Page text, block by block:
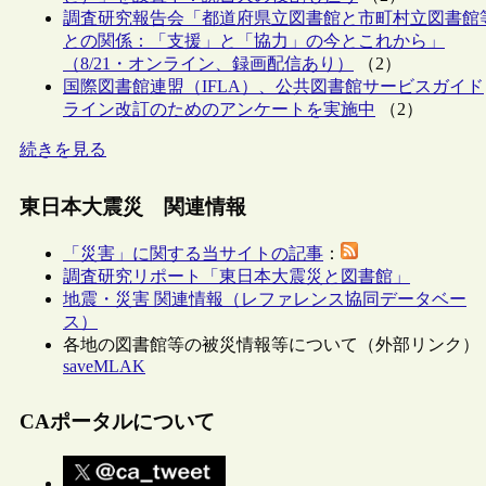
調査研究報告会「都道府県立図書館と市町村立図書館
との関係：「支援」と「協力」の今とこれから」
（8/21・オンライン、録画配信あり）
（2）
国際図書館連盟（IFLA）、公共図書館サービスガイド
ライン改訂のためのアンケートを実施中
（2）
続きを見る
東日本大震災 関連情報
「災害」に関する当サイトの記事 ：
調査研究リポート「東日本大震災と図書館」
地震・災害 関連情報（レファレンス協同データベー
ス）
各地の図書館等の被災情報等について（外部リンク）
saveMLAK
CAポータルについて